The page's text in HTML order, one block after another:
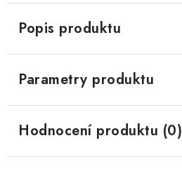
Popis produktu
Parametry produktu
Hodnocení produktu (0)